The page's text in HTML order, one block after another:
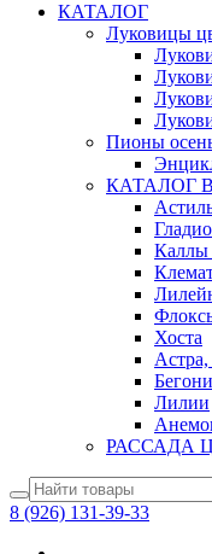
КАТАЛОГ
Луковицы
Пионы
КАТАЛОГ
Каллы
Хоста
Астра,
Лилии
РАССАДА
8 (926) 131-39-33